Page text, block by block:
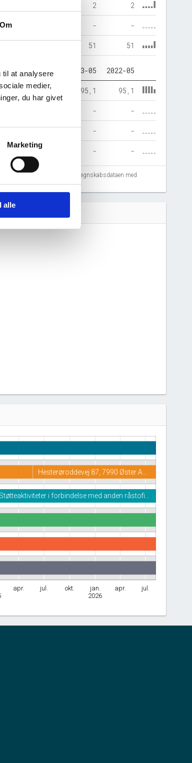
Om
til at analysere
medier,
du har givet
Marketing
alle
2 2
- -
51 51
05 2023-05 2023-05 2022-05
93,4 95,1 95,1 95,1
- -
- - - -
- - -
Vi anbefaler at krydstjekke regnskabsdataen med
apr. jul. okt.
jan.
2026
apr. jul.
Hesterøroddevej 87, 7990 Øster A…
Støtteaktiviteter i forbindelse med anden råstofi…